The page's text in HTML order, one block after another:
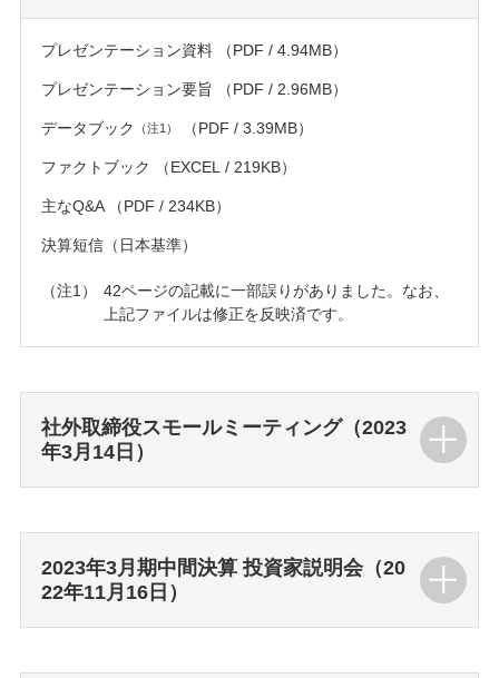
プレゼンテーション資料 （PDF / 4.94MB）
プレゼンテーション要旨 （PDF / 2.96MB）
データブック （注1） （PDF / 3.39MB）
ファクトブック （EXCEL / 219KB）
主なQ&A （PDF / 234KB）
決算短信（日本基準）
42ページの記載に一部誤りがありました。なお、
上記ファイルは修正を反映済です。
社外取締役スモールミーティング（2023
年3月14日）
2023年3月期中間決算 投資家説明会（20
22年11月16日）